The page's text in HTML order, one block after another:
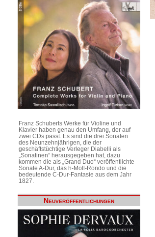
Franz Schuberts Werke für Violine und
Klavier haben genau den Umfang, der auf
zwei CDs passt. Es sind die drei Sonaten
des Neunzehnjährigen, die der
geschäftstüchtige Verleger Diabelli als
„Sonatinen“ herausgegeben hat, dazu
kommen die als „Grand Duo“ veröffentlichte
Sonate A-Dur, das h-Moll-Rondo und die
bedeutende C-Dur-Fantasie aus dem Jahr
1827.
Neuveröffentlichungen